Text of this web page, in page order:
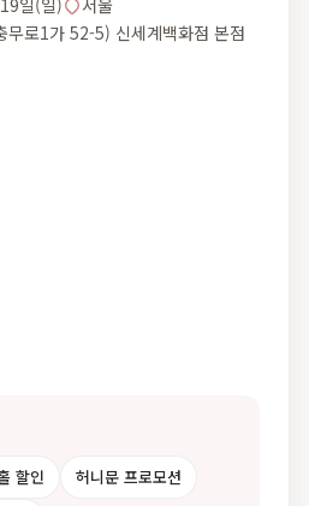
일(일)
서울
무로1가 52-5) 신세계백화점 본점
할인
허니문 프로모션